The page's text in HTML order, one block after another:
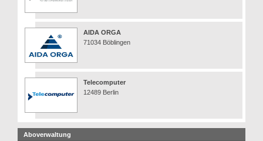
AIDA ORGA
71034 Böblingen
Telecomputer
12489 Berlin
Aboverwaltung